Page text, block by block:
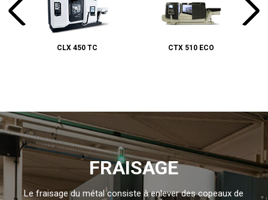
CLX 450 TC CTX 510 ECO
FRAISAGE
Le fraisage du métal consiste à enlever des copeaux de